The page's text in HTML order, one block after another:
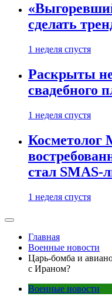
сделать
1 неделя спустя
Раскрыты
свадебного
1 неделя спустя
Косметолог
стал SMAS-
1 неделя спустя
Главная
Военные новости
Царь-бомба и
с Ираном?
Военные новости